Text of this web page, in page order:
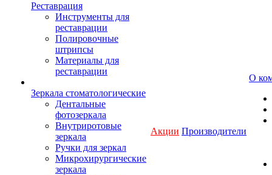
Реставрация
Инструменты для
реставрации
Полировочные
штрипсы
Материалы для
реставрации
Зеркала стоматологические
Дентальные
фотозеркала
Внутриротовые
зеркала
Ручки для зеркал
Микрохирургические
зеркала
Акции Производители
О